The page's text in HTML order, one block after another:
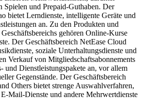
Spielen und Prepaid-Guthaben. Der
bietet Lerndienste, intelligente Geräte und
an. Zu den Produkten und
gehören Online-Kurse
Der Geschäftsbereich NetEase Cloud
soziale Unterhaltungsdienste und
Verkauf von Mitgliedschaftsabonnements
und Dienstleistungspakete an, vor allem
Gegenstände. Der Geschäftsbereich
Others bietet strenge Auswahlverfahren,
Mail-Dienste und andere Mehrwertdienste